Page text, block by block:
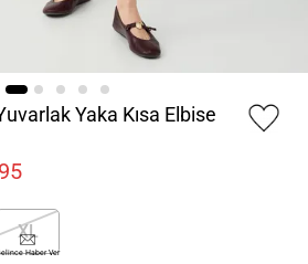
Yaka Kısa Elbise
XL
Haber Ver